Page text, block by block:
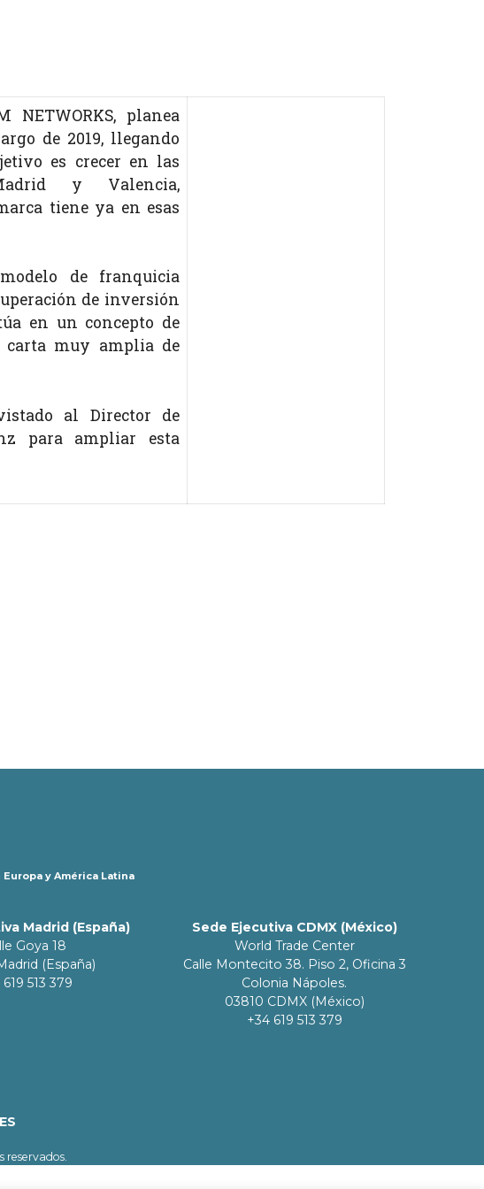
planea
de 2019, llegando
es crecer en las
y Valencia,
tiene ya en esas
de franquicia
de inversión
en un concepto de
carta muy amplia de
al Director de
para ampliar esta
y América Latina
Madrid (España)
Goya 18
(España)
513 379
Sede Ejecutiva CDMX (México)
World Trade Center
Calle Montecito 38. Piso 2, Oficina 3
Colonia Nápoles.
03810 CDMX (México)
+34 619 513 379
reservados.